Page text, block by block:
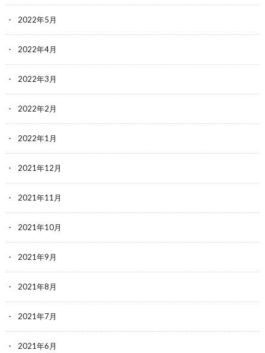
2022年5月
2022年4月
2022年3月
2022年2月
2022年1月
2021年12月
2021年11月
2021年10月
2021年9月
2021年8月
2021年7月
2021年6月